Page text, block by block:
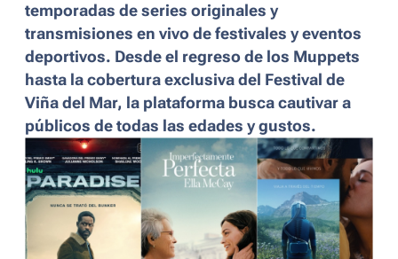
temporadas de series originales y
transmisiones en vivo de festivales y eventos
deportivos. Desde el regreso de los Muppets
hasta la cobertura exclusiva del Festival de
Viña del Mar, la plataforma busca cautivar a
públicos de todas las edades y gustos.